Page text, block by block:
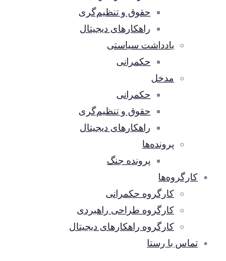
حقوق و تنظیم‌گری
راهکارهای دیجیتال
یادداشت سیاستی
حکمرانی
مدخل
حکمرانی
حقوق و تنظیم‌گری
راهکارهای دیجیتال
پرونده‌ها
پرونده جنگ
کارگروه‌ها
کارگروه حکمرانی
کارگروه طراحی راهبردی
کارگروه راهکارهای دیجیتال
تماس با رستا